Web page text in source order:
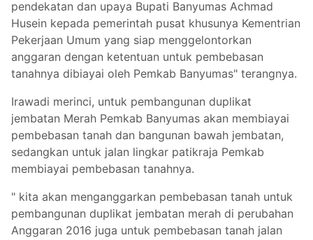
pendekatan dan upaya Bupati Banyumas Achmad
Husein kepada pemerintah pusat khusunya Kementrian
Pekerjaan Umum yang siap menggelontorkan
anggaran dengan ketentuan untuk pembebasan
tanahnya dibiayai oleh Pemkab Banyumas" terangnya.
Irawadi merinci, untuk pembangunan duplikat
jembatan Merah Pemkab Banyumas akan membiayai
pembebasan tanah dan bangunan bawah jembatan,
sedangkan untuk jalan lingkar patikraja Pemkab
membiayai pembebasan tanahnya.
" kita akan menganggarkan pembebasan tanah untuk
pembangunan duplikat jembatan merah di perubahan
Anggaran 2016 juga untuk pembebasan tanah jalan